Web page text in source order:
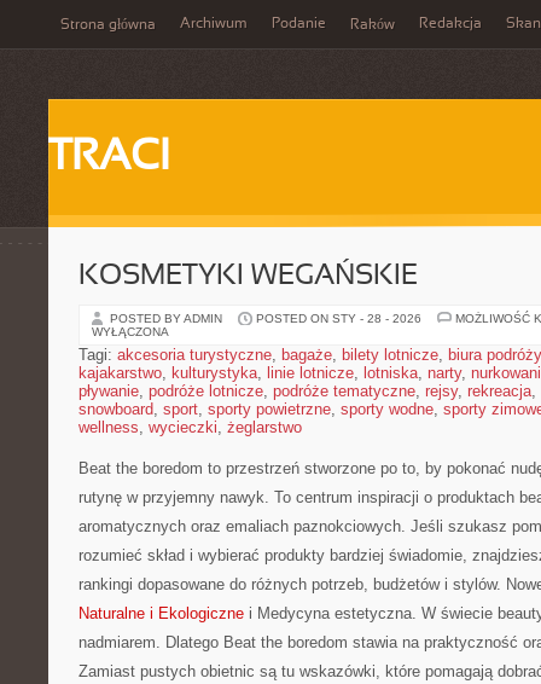
Strona główna Archiwum Podanie Raków Redakcja
TRACI
KOSMETYKI WEGAŃSKIE
POSTED BY ADMIN POSTED ON STY - 28 - 2026
MOŻLIWOŚĆ
WYŁĄCZONA
Tagi: akcesoria turystyczne, bagaże, bilety lotnicze, biura podróży
kajakarstwo, kulturystyka, linie lotnicze, lotniska, narty,
pływanie, podróże lotnicze, podróże tematyczne, rejsy, rekreacja,
snowboard, sport, sporty powietrzne, sporty wodne, sporty
wellness, wycieczki, żeglarstwo
Beat the boredom to przestrzeń stworzone po to, by pokonać
rutynę w przyjemny nawyk. To centrum inspiracji o produktach
aromatycznych oraz emaliach paznokciowych. Jeśli szukasz
rozumieć skład i wybierać produkty bardziej świadomie,
rankingi dopasowane do różnych potrzeb, budżetów i stylów.
Naturalne i Ekologiczne i Medycyna estetyczna. W świecie
nadmiarem. Dlatego Beat the boredom stawia na praktyczność
Zamiast pustych obietnic są tu wskazówki, które pomagają